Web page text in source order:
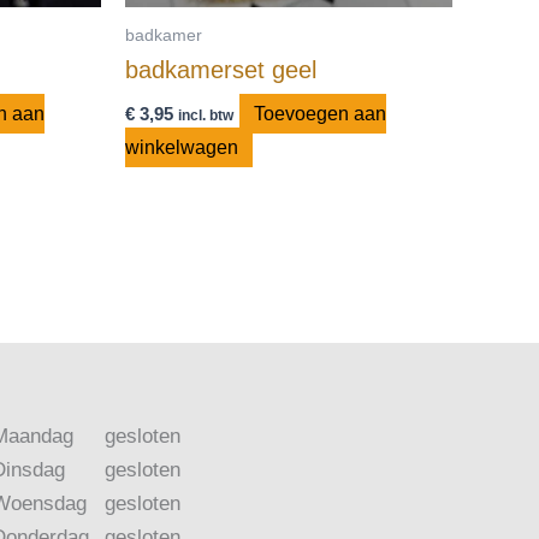
aan
badkamer
badkamerset geel
€3,95 incl. btw
Toevoegen aan
winkelwagen
gesloten
gesloten
gesloten